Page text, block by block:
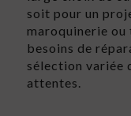
soit pour un
maroquinerie
besoins de
sélection variée
attentes.